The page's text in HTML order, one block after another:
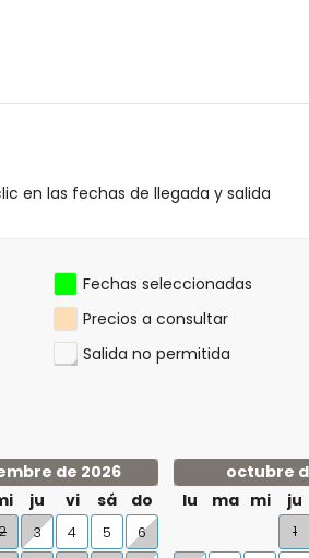
monumento (La Geoda) y lugar
piragüismo, buceo, esnórquel, surf y
en las fechas de llegada y salida
Fechas seleccionadas
Precios a consultar
Salida no permitida
de 2026
ju vi sá do
3 4 5
6
octubre
lu
ma mi ju
1